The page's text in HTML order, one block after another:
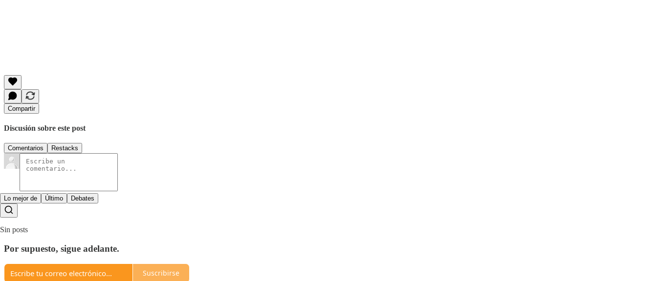
Compartir
Discusión sobre este post
Comentarios Restacks
Lo mejor de Último Debates
Sin posts
Por supuesto, sigue adelante.
Suscribirse